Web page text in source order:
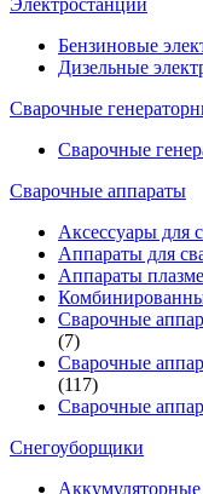
Электростанции
Бензиновые
Дизельные
Сварочные
Сварочные
Сварочные аппараты
Аксессуары для
Аппараты для
Аппараты
Сварочные
(7)
Сварочные
(117)
Сварочные
Снегоуборщики